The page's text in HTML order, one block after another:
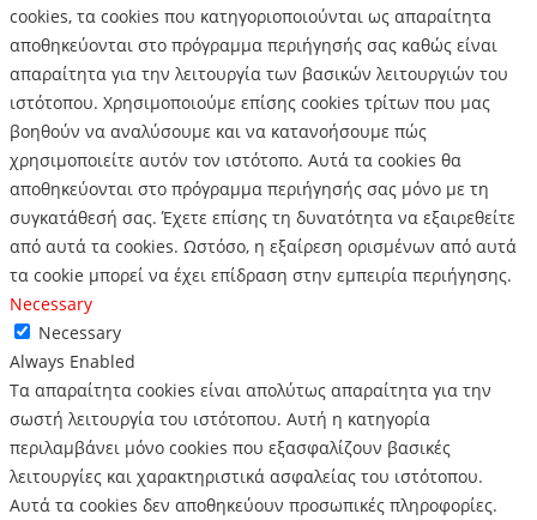
cookies, τα cookies που κατηγοριοποιούνται ως απαραίτητα
αποθηκεύονται στο πρόγραμμα περιήγησής σας καθώς είναι
απαραίτητα για την λειτουργία των βασικών λειτουργιών του
ιστότοπου. Χρησιμοποιούμε επίσης cookies τρίτων που μας
βοηθούν να αναλύσουμε και να κατανοήσουμε πώς
χρησιμοποιείτε αυτόν τον ιστότοπο. Αυτά τα cookies θα
αποθηκεύονται στο πρόγραμμα περιήγησής σας μόνο με τη
συγκατάθεσή σας. Έχετε επίσης τη δυνατότητα να εξαιρεθείτε
από αυτά τα cookies. Ωστόσο, η εξαίρεση ορισμένων από αυτά
τα cookie μπορεί να έχει επίδραση στην εμπειρία περιήγησης.
Necessary
Necessary
Always Enabled
Τα απαραίτητα cookies είναι απολύτως απαραίτητα για την
σωστή λειτουργία του ιστότοπου. Αυτή η κατηγορία
περιλαμβάνει μόνο cookies που εξασφαλίζουν βασικές
λειτουργίες και χαρακτηριστικά ασφαλείας του ιστότοπου.
Αυτά τα cookies δεν αποθηκεύουν προσωπικές πληροφορίες.